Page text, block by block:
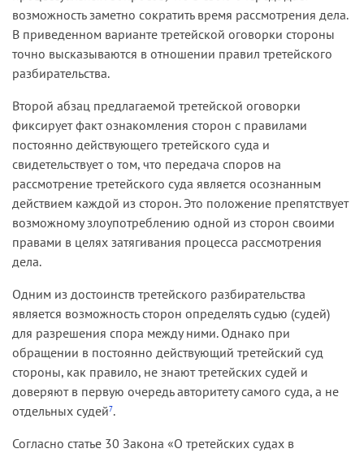
возможность заметно сократить время рассмотрения дела.
В приведенном варианте третейской оговорки стороны
точно высказываются в отношении правил третейского
разбирательства.
Второй абзац предлагаемой третейской оговорки
фиксирует факт ознакомления сторон с правилами
постоянно действующего третейского суда и
свидетельствует о том, что передача споров на
рассмотрение третейского суда является осознанным
действием каждой из сторон. Это положение препятствует
возможному злоупотреблению одной из сторон своими
правами в целях затягивания процесса рассмотрения
дела.
Одним из достоинств третейского разбирательства
является возможность сторон определять судью (судей)
для разрешения спора между ними. Однако при
обращении в постоянно действующий третейский суд
стороны, как правило, не знают третейских судей и
доверяют в первую очередь авторитету самого суда, а не
отдельных судей7.
Согласно статье 30 Закона «О третейских судах в